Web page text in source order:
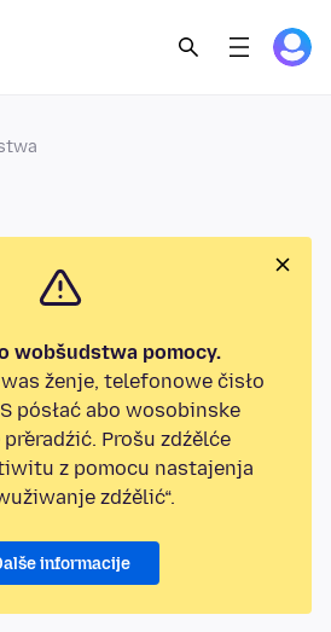
wobšudstwa pomocy.
ženje, telefonowe čisło
pósłać abo wosobinske
Prošu zdźělće
z pomocu nastajenja
zdźělić“.
informacije